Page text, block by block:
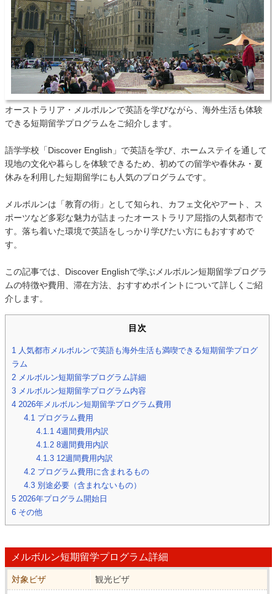
オーストラリア・メルボルンで英語を学びながら、海外生活も体験
できる短期留学プログラムをご紹介します。
語学学校「Discover English」で英語を学び、ホームステイを通して
現地の文化や暮らしを体験できるため、初めての留学や春休み・夏
休みを利用した短期留学にも人気のプログラムです。
メルボルンは「教育の街」として知られ、カフェ文化やアート、ス
ポーツなど多彩な魅力が詰まったオーストラリア屈指の人気都市で
す。落ち着いた環境で英語をしっかり学びたい方にもおすすめで
す。
この記事では、Discover Englishで学ぶメルボルン短期留学プログラ
ムの特徴や費用、滞在方法、おすすめポイントについて詳しくご紹
介します。
目次
1
人気都市メルボルンで英語も海外生活も満喫できる短期留学プログ
ラム
2 メルボルン短期留学プログラム詳細
3 メルボルン短期留学プログラム内容
4 2026年メルボルン短期留学プログラム費用
4.1 プログラム費用
4.1.1 4週間費用内訳
4.1.28週間費用内訳
4.1.312週間費用内訳
4.2 プログラム費用に含まれるもの
4.3 別途必要（含まれないもの）
5 2026年プログラム開始日
6 その他
メルボルン短期留学プログラム詳細
対象ビザ 観光ビザ